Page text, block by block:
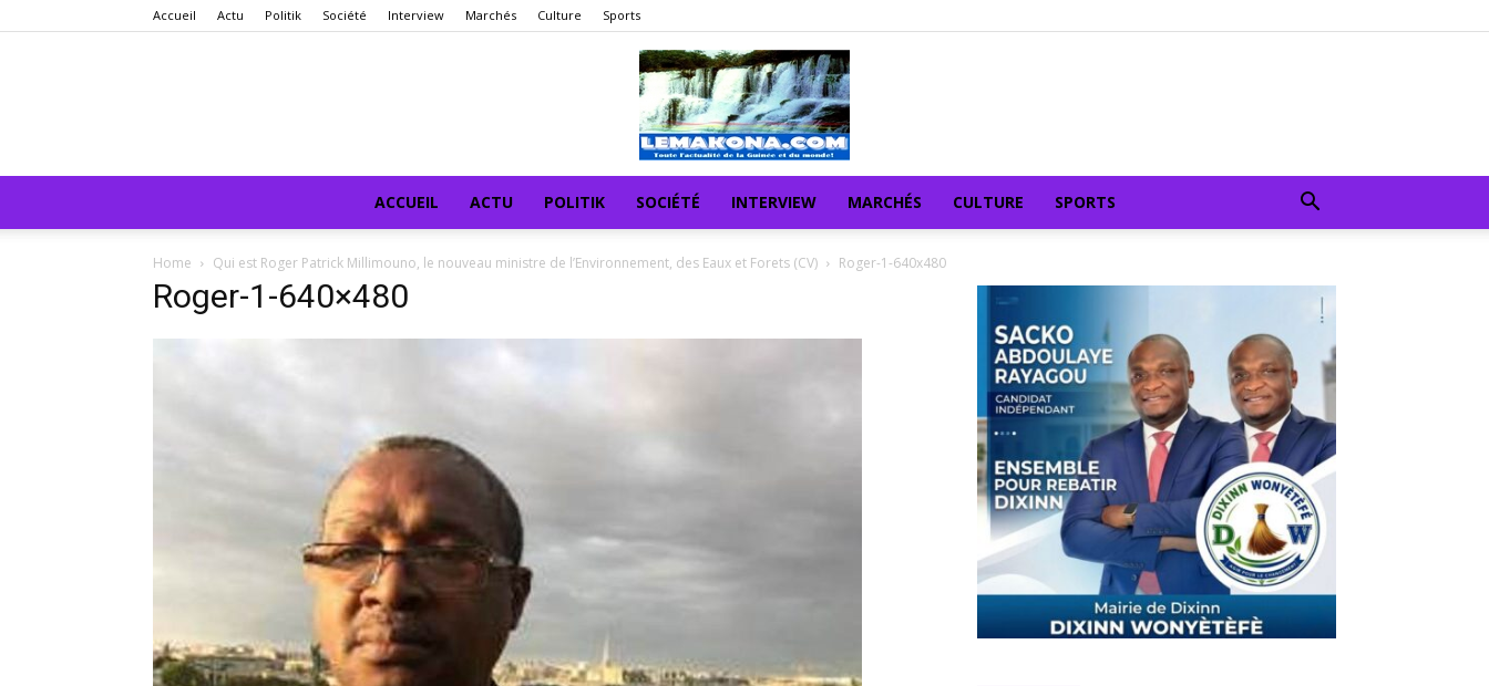
Accueil Actu Politik Société Interview Marchés Culture Sports
ACCUEIL ACTU POLITIK SOCIÉTÉ INTERVIEW MARCHÉS CULTURE SPORTS
Home Qui est Roger Patrick Millimouno, le nouveau ministre de l’Environnement, des Eaux et Forets (CV) Roger-1-640x480
Roger-1-640×480